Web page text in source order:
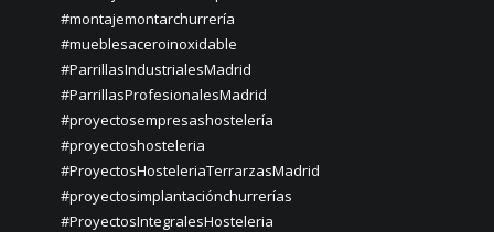
#montajemontarchurrería
#mueblesaceroinoxidable
#ParrillasIndustrialesMadrid
#ParrillasProfesionalesMadrid
#proyectosempresashostelería
#proyectoshosteleria
#ProyectosHosteleriaTerrarzasMadrid
#proyectosimplantaciónchurrerías
#ProyectosIntegralesHosteleria